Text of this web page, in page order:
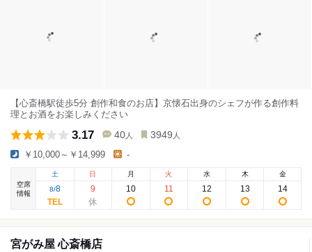
【心斎橋駅徒歩5分 創作和食のお店】京懐石出身のシェフが作る創作料
理とお酒をお楽しみください
3.17 40 人 3949 人
￥10,000～￥14,999 -
空席
情報
土
8/8
日
9
月
10
火
11
水
12
木
13
金
14
宮がみ屋 心斎橋店